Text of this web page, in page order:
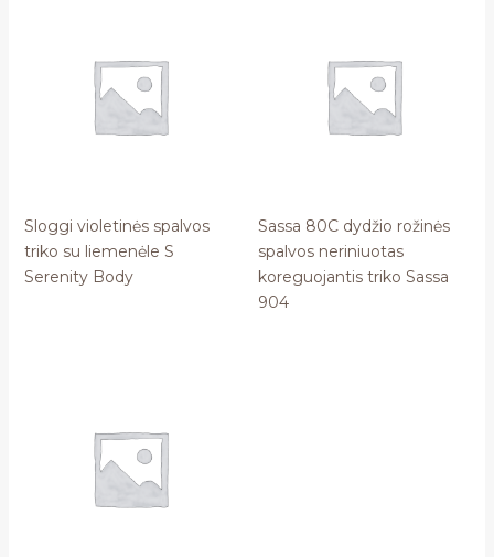
Sloggi violetinės spalvos
triko su liemenėle S
Serenity Body
Sassa 80C dydžio rožinės
spalvos neriniuotas
koreguojantis triko Sassa
904